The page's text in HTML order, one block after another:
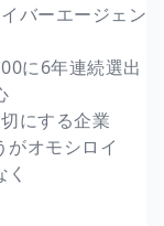
バーエージェン
に6年連続選出
にする企業
オモシロイ